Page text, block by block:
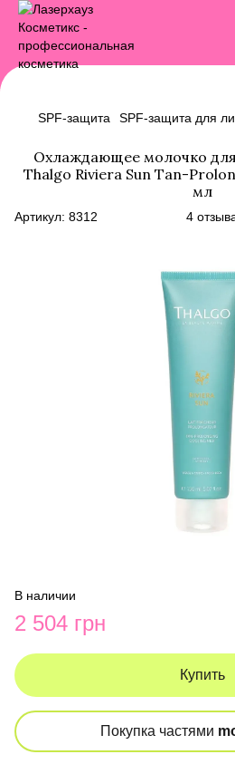
SPF-защита SPF-защита для
Охлаждающее молочко
Thalgo Riviera Sun Tan-
мл
Артикул: 8312 4
В наличии
2 504 грн
Купить
Покупка частями